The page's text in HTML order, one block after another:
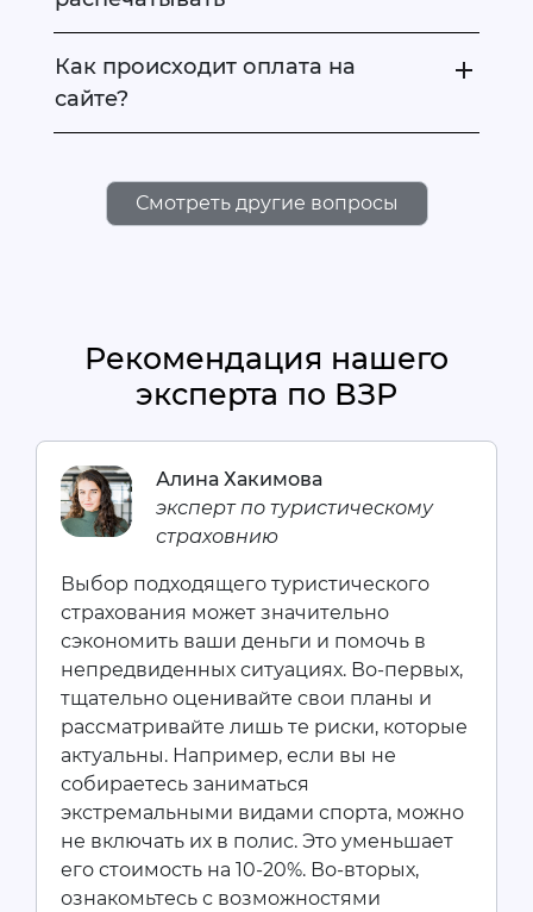
Как происходит оплата на
сайте?
Смотреть другие вопросы
Рекомендация нашего
эксперта по ВЗР
Алина Хакимова
эксперт по туристическому
страховнию
Выбор подходящего туристического
страхования может значительно
сэкономить ваши деньги и помочь в
непредвиденных ситуациях. Во-первых,
тщательно оценивайте свои планы и
рассматривайте лишь те риски, которые
актуальны. Например, если вы не
собираетесь заниматься
экстремальными видами спорта, можно
не включать их в полис. Это уменьшает
его стоимость на 10-20%. Во-вторых,
ознакомьтесь с возможностями